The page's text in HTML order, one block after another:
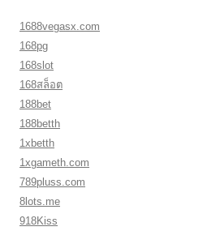
1688vegasx.com
168pg
168slot
168สล็อต
188bet
188betth
1xbetth
1xgameth.com
789pluss.com
8lots.me
918Kiss